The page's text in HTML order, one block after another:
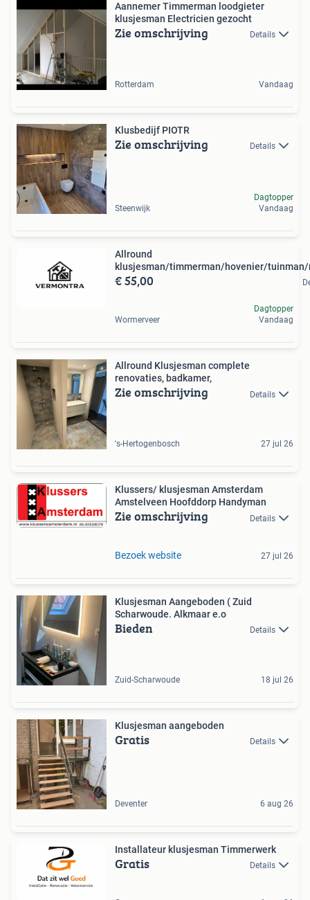
Aannemer Timmerman loodgieter
klusjesman Electricien gezocht
Zie omschrijving Details
Rotterdam Vandaag
Klusbedijf PIOTR
Zie omschrijving Details
Steenwijk
Dagtopper
Vandaag
Allround
klusjesman/timmerman/hovenier/
€ 55,00
Wormerveer
Dagtopper
Vandaag
Allround Klusjesman complete
renovaties, badkamer,
Zie omschrijving Details
's-Hertogenbosch 27 jul 26
Klussers/ klusjesman Amsterdam
Amstelveen Hoofddorp Handyman
Zie omschrijving Details
Bezoek website 27 jul 26
Klusjesman Aangeboden ( Zuid
Scharwoude. Alkmaar e.o
Bieden Details
Zuid-Scharwoude 18 jul 26
Klusjesman aangeboden
Gratis Details
Deventer 6 aug 26
Installateur klusjesman Timmerwerk
Gratis Details